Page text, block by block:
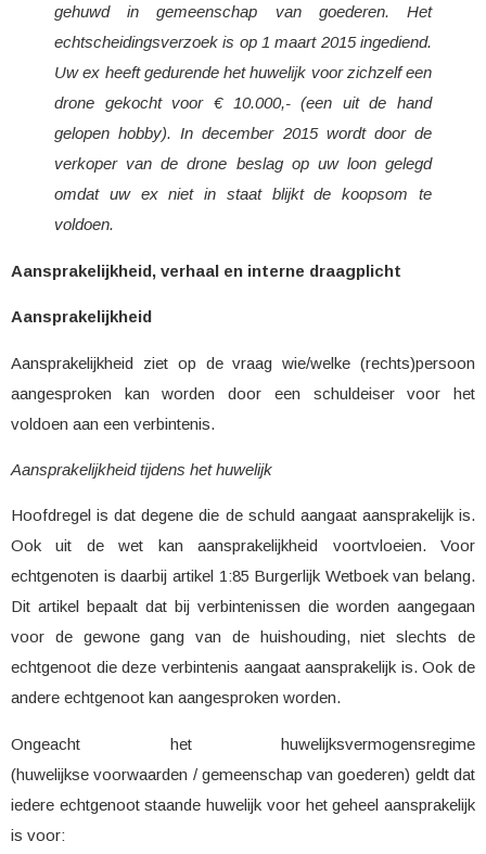
gehuwd in gemeenschap van goederen. Het
echtscheidingsverzoek is op 1 maart 2015 ingediend.
Uw ex heeft gedurende het huwelijk voor zichzelf een
drone gekocht voor € 10.000,- (een uit de hand
gelopen hobby). In december 2015 wordt door de
verkoper van de drone beslag op uw loon gelegd
omdat uw ex niet in staat blijkt de koopsom te
voldoen.
Aansprakelijkheid, verhaal en interne draagplicht
Aansprakelijkheid
Aansprakelijkheid ziet op de vraag wie/welke (rechts)persoon
aangesproken kan worden door een schuldeiser voor het
voldoen aan een verbintenis.
Aansprakelijkheid tijdens het huwelijk
Hoofdregel is dat degene die de schuld aangaat aansprakelijk is.
Ook uit de wet kan aansprakelijkheid voortvloeien. Voor
echtgenoten is daarbij artikel 1:85 Burgerlijk Wetboek van belang.
Dit artikel bepaalt dat bij verbintenissen die worden aangegaan
voor de gewone gang van de huishouding, niet slechts de
echtgenoot die deze verbintenis aangaat aansprakelijk is. Ook de
andere echtgenoot kan aangesproken worden.
Ongeacht het huwelijksvermogensregime
(huwelijkse voorwaarden / gemeenschap van goederen) geldt dat
iedere echtgenoot staande huwelijk voor het geheel aansprakelijk
is voor: